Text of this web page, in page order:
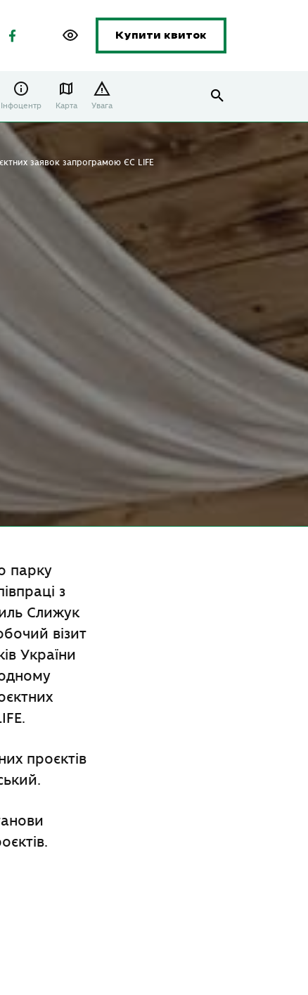
Купити квиток
Інфоцентр Карта Увага
заявок запрограмою ЄС LIFE
парку
з
Слижук
візит
України
проєктів